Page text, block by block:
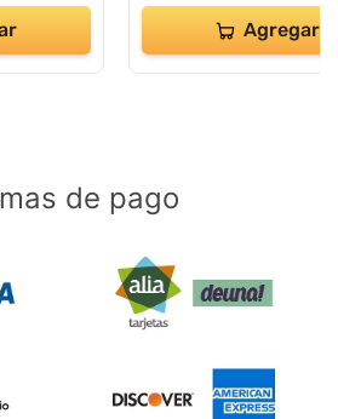
Agregar
de pago